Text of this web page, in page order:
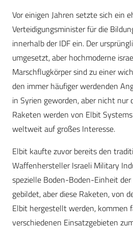
Vor einigen Jahren setzte sich ein
Verteidigungsminister für die
innerhalb der IDF ein. Der
umgesetzt, aber hochmoderne
Marschflugkörper sind zu einer
den immer häufiger werdenden
in Syrien geworden, aber nicht nur
Raketen werden von Elbit
weltweit auf großes Interesse.
Elbit kaufte zuvor bereits den
Waffenhersteller Israeli Military
spezielle Boden-Boden-Einheit
gebildet, aber diese Raketen, von
Elbit hergestellt werden, kommen
verschiedenen Einsatzgebieten